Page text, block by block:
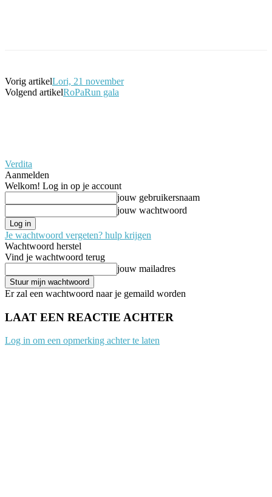
Vorig artikelLori, 21 november
Volgend artikelRoPaRun gala
Verdita
Aanmelden
Welkom! Log in op je account
jouw gebruikersnaam
jouw wachtwoord
Je wachtwoord vergeten? hulp krijgen
Wachtwoord herstel
Vind je wachtwoord terug
jouw mailadres
Er zal een wachtwoord naar je gemaild worden
LAAT EEN REACTIE ACHTER
Log in om een opmerking achter te laten